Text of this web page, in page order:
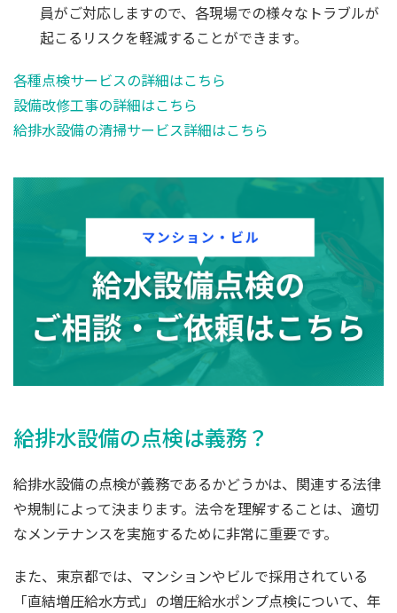
員がご対応しますので、各現場での様々なトラブルが
起こるリスクを軽減することができます。
各種点検サービスの詳細はこちら
設備改修工事の詳細はこちら
給排水設備の清掃サービス詳細はこちら
給排水設備の点検は義務？
給排水設備の点検が義務であるかどうかは、関連する法律
や規制によって決まります。法令を理解することは、適切
なメンテナンスを実施するために非常に重要です。
また、東京都では、マンションやビルで採用されている
「直結増圧給水方式」の増圧給水ポンプ点検について、年